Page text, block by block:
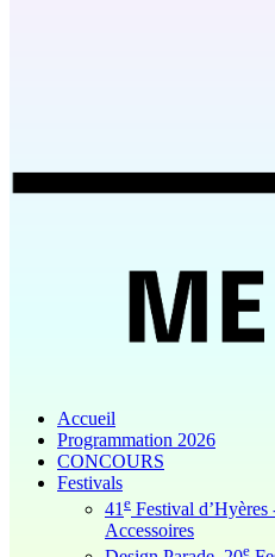
Accueil
Programmation 2026
CONCOURS
Festivals
41 e Festival
Accessoires
e